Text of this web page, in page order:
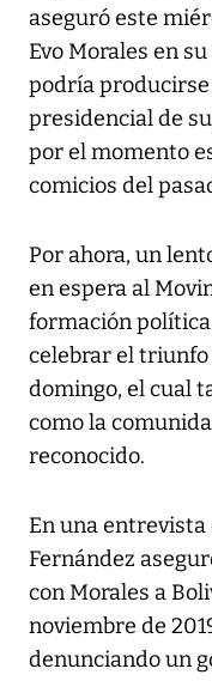
aseguró este
Evo Morales en
podría
presidencial de
por el momento
comicios del
Por ahora, un
en espera al
formación
celebrar el
domingo, el cual
como la
reconocido.
En una entrevista
Fernández
con Morales a
noviembre de
denunciando un